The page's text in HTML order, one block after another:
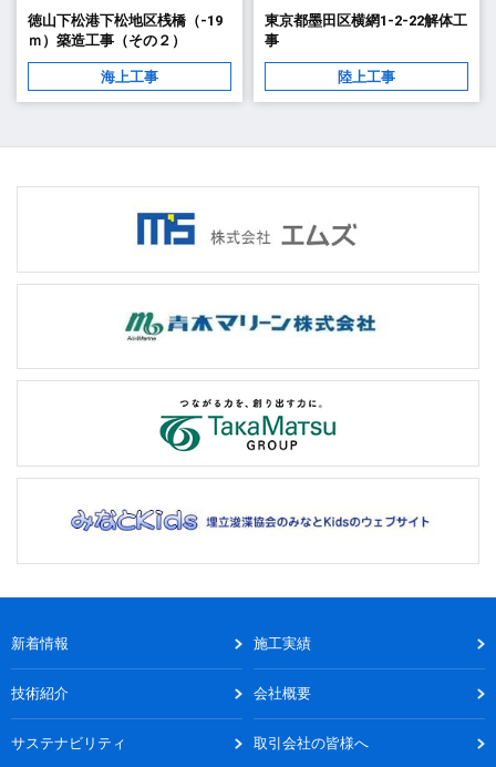
徳山下松港下松地区桟橋（-19
ｍ）築造工事（その２）
海上工事
東京都墨田区横網1-2-22解体工
事
陸上工事
新着情報 施工実績
技術紹介 会社概要
サステナビリティ 取引会社の皆様へ